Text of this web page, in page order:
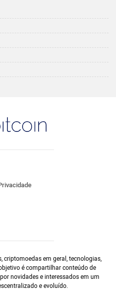
criptomoedas em geral, tecnologias,
é compartilhar conteúdo de
novidades e interessados em um
e evoluído.